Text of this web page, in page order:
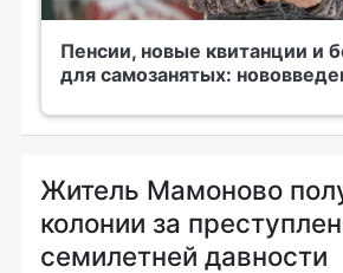
Пенсии, новые квитанции и
для самозанятых:
Житель Мамоново
колонии за
семилетней давности